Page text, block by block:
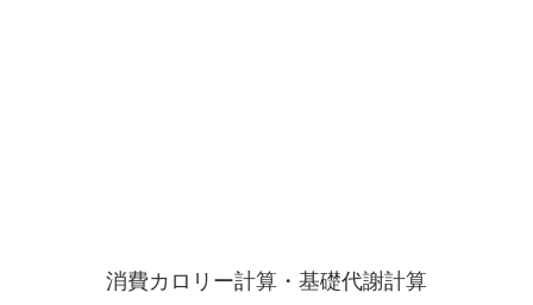
消費カロリー計算・基礎代謝計算